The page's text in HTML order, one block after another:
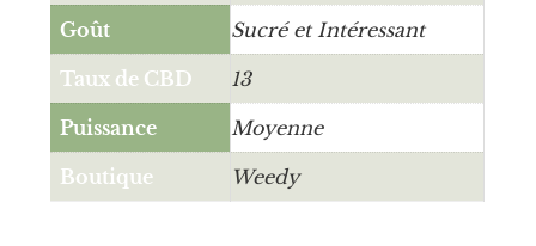
Goût Sucré et Intéressant
Taux de CBD 13
Puissance Moyenne
Boutique Weedy